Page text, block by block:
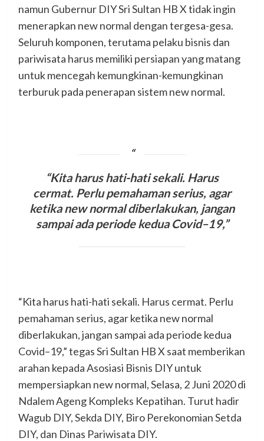
namun Gubernur DIY Sri Sultan HB X tidak ingin
menerapkan new normal dengan tergesa-gesa.
Seluruh komponen, terutama pelaku bisnis dan
pariwisata harus memiliki persiapan yang matang
untuk mencegah kemungkinan-kemungkinan
terburuk pada penerapan sistem new normal.
“Kita harus hati-hati sekali. Harus
cermat. Perlu pemahaman serius, agar
ketika new normal diberlakukan, jangan
sampai ada periode kedua Covid–19,”
“Kita harus hati-hati sekali. Harus cermat. Perlu
pemahaman serius, agar ketika new normal
diberlakukan, jangan sampai ada periode kedua
Covid–19,” tegas Sri Sultan HB X saat memberikan
arahan kepada Asosiasi Bisnis DIY untuk
mempersiapkan new normal, Selasa, 2 Juni 2020 di
Ndalem Ageng Kompleks Kepatihan. Turut hadir
Wagub DIY, Sekda DIY, Biro Perekonomian Setda
DIY, dan Dinas Pariwisata DIY.